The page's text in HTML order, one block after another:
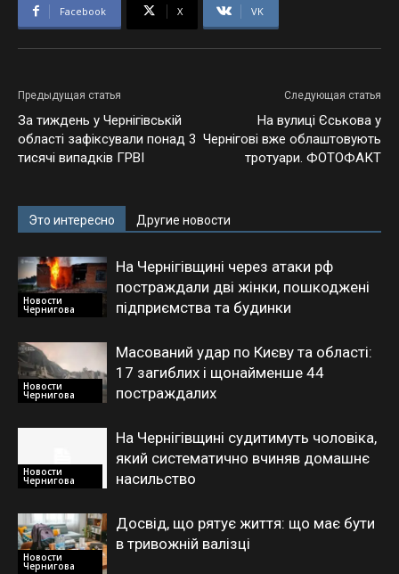
Facebook X VK
Предыдущая статья
За тиждень у Чернігівській
області зафіксували понад 3
тисячі випадків ГРВІ
Следующая статья
На вулиці Єськова у
Чернігові вже облаштовують
тротуари. ФОТОФАКТ
Это интересно Другие новости
Новости
Чернигова
На Чернігівщині через атаки рф
постраждали дві жінки, пошкоджені
підприємства та будинки
Новости
Чернигова
Масований удар по Києву та області:
17 загиблих і щонайменше 44
постраждалих
Новости
Чернигова
На Чернігівщині судитимуть чоловіка,
який систематично вчиняв домашнє
насильство
Новости
Чернигова
Досвід, що рятує життя: що має бути
в тривожній валізці